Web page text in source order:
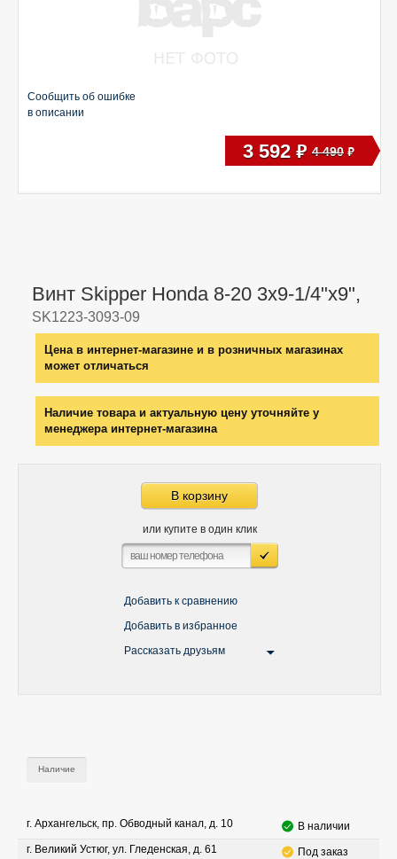
Винт Skipper Honda 8-20 3x9-1/4"x9",
SK1223-3093-09
Цена в интернет-магазине и в розничных магазинах
может отличаться
Наличие товара и актуальную цену уточняйте у
менеджера интернет-магазина
В корзину
или купите в один клик
Добавить к сравнению
Добавить в избранное
Рассказать друзьям
Сообщить об ошибке
в описании
3 592 руб 4 490 руб
Наличие
г. Архангельск, пр. Обводный канал, д. 10
В наличии
г. Великий Устюг, ул. Гледенская, д. 61
Под заказ